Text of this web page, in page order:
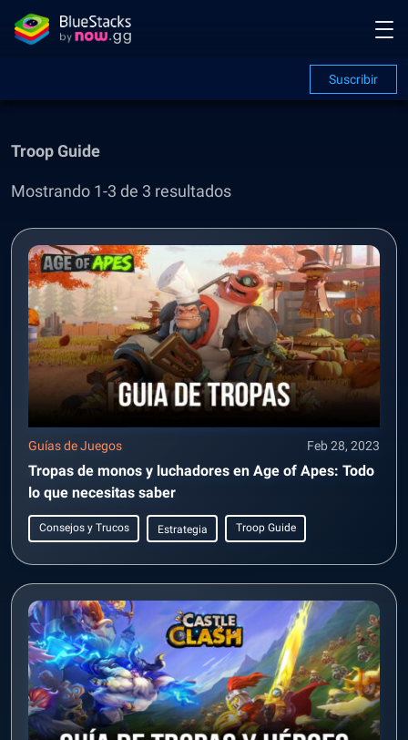
Suscribir
Troop Guide
Mostrando 1-3 de 3 resultados
Guías de Juegos Feb 28, 2023
Tropas de monos y luchadores en Age of Apes: Todo
lo que necesitas saber
Consejos y Trucos Estrategia Troop Guide